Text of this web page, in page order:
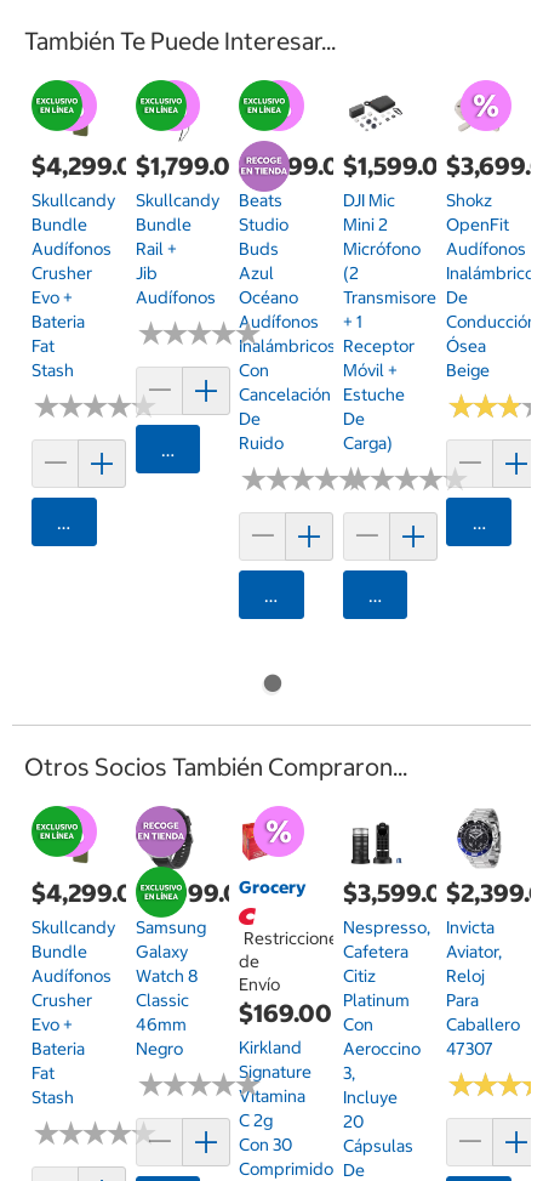
También Te Puede Interesar...
$4,299.00
Skullcandy
Bundle
Audífonos
Crusher
Evo +
Bateria
Fat
Stash
★★★★★
★★★★★
Agregar
$1,799.00
Skullcandy
Bundle
Rail +
Jib
Audífonos
★★★★★
★★★★★
Agregar
$2,699.00
Beats
Studio
Buds
Azul
Océano
Audífonos
Inalámbricos
Con
Cancelación
De
Ruido
★★★★★
★★★★★
Agregar
$1,599.00
DJI Mic
Mini 2
Micrófono
(2
Transmisores
+ 1
Receptor
Móvil +
Estuche
De
Carga)
★★★★★
★★★★★
Agregar
Shokz
OpenFit
Audífonos
Inalámbricos
De
Conducción
Ósea
Beige
★★★
★★★
Otros Socios También Compraron...
$4,299.00
Skullcandy
Bundle
Audífonos
Crusher
Evo +
Bateria
Fat
Stash
★★★★★
★★★★★
$6,999.00
Samsung
Galaxy
Watch 8
Classic
46mm
Negro
★★★★★
★★★★★
Grocery
Restricciones
de
Envío
$169.00
Kirkland
Signature
Vitamina
C 2g
Con 30
Comprimidos
$3,599.00
Nespresso,
Cafetera
Citiz
Platinum
Con
Aeroccino
3,
Incluye
20
Cápsulas
De
Invicta
Aviator,
Reloj
Para
Caballero
47307
★★★
★★★